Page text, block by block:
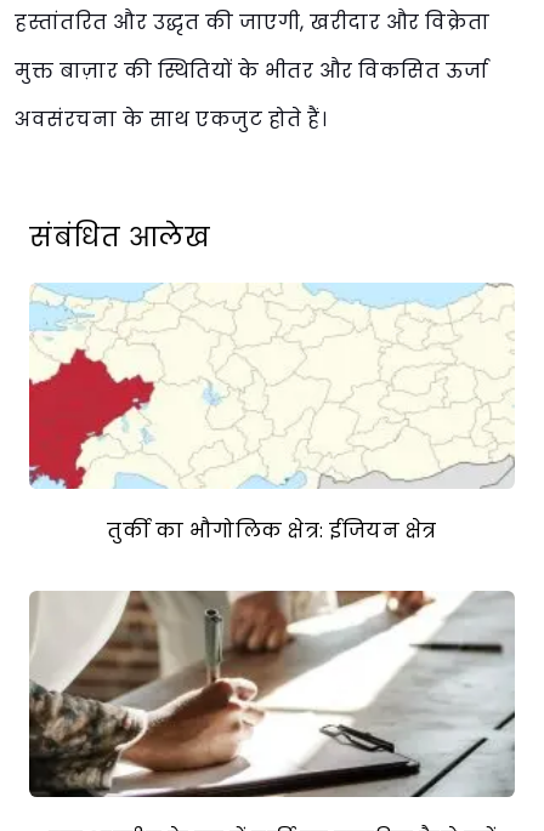
हस्तांतरित और उद्धृत की जाएगी, खरीदार और विक्रेता
मुक्त बाज़ार की स्थितियों के भीतर और विकसित ऊर्जा
अवसंरचना के साथ एकजुट होते हैं।
संबंधित आलेख
तुर्की का भौगोलिक क्षेत्र: ईजियन क्षेत्र